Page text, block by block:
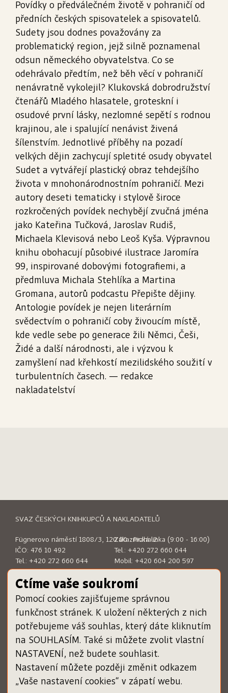
Povídky o předválečném životě v pohraničí od
předních českých spisovatelek a spisovatelů.
Sudety jsou dodnes považovány za
problematický region, jejž silně poznamenal
odsun německého obyvatelstva. Co se
odehrávalo předtím, než běh věcí v pohraničí
nenávratně vykolejil? Klukovská dobrodružství
čtenářů Mladého hlasatele, groteskní i
osudové první lásky, nezlomné sepětí s rodnou
krajinou, ale i spalující nenávist živená
šílenstvím. Jednotlivé příběhy na pozadí
velkých dějin zachycují spletité osudy obyvatel
Sudet a vytvářejí plastický obraz tehdejšího
života v mnohonárodnostním pohraničí. Mezi
autory deseti tematicky i stylově široce
rozkročených povídek nechybějí zvučná jména
jako Kateřina Tučková, Jaroslav Rudiš,
Michaela Klevisová nebo Leoš Kyša. Výpravnou
knihu obohacují působivé ilustrace Jaromíra
99, inspirované dobovými fotografiemi, a
předmluva Michala Stehlíka a Martina
Gromana, autorů podcastu Přepište dějiny.
Antologie povídek je nejen literárním
svědectvím o pohraničí coby živoucím místě,
kde vedle sebe po generace žili Němci, Češi,
Židé a další národnosti, ale i výzvou k
zamyšlení nad křehkostí mezilidského soužití v
turbulentních časech. — redakce
nakladatelství
SVAZ ČESKÝCH KNIHKUPCŮ A NAKLADATELŮ
Fügnerovo náměstí 1808/3, 120 00 Praha 2
IČO: 476 10 492
Tel.: +420 272 660 644
E-mail:sckn@sckn.cz
Zákaznická linka (9:00 - 16:00)
Tel.: +420 272 660 644
Mobil: +420 604 200 597
E-mail:info@dameknihu.cz
MENU
Uplatnit poukázku
Inspiromat
O projektu
Kontakty
ODKAZY
www.svetknihy.cz
www.knihatislusi.cz
www.nejlepsiknihydetem.cz
www.cenajirihoortena.cz
www.ceskeknihy.cz
časopis Knižní novinky
Ctíme vaše soukromí
Pomocí cookies zajišťujeme správnou
funkčnost stránek. K uložení některých z nich
potřebujeme váš souhlas, který dáte kliknutím
na SOUHLASÍM. Také si můžete zvolit vlastní
NASTAVENÍ, než budete souhlasit.
Nastavení můžete později změnit odkazem
„Vaše nastavení cookies“ v zápatí webu.